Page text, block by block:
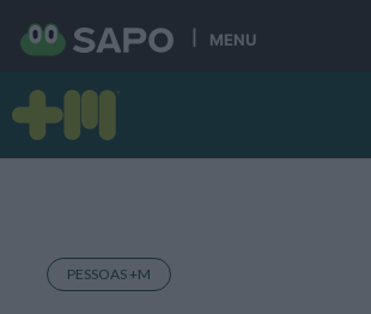
MENU
PESSOAS +M